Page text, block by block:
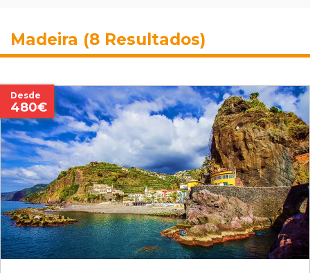
Madeira (8 Resultados)
Desde
480€